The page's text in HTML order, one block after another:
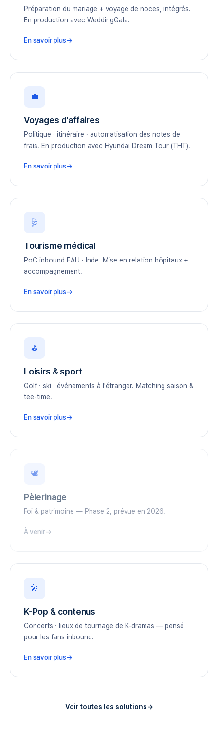
Préparation du mariage + voyage de noces, intégrés.
En production avec WeddingGala.
En savoir plus
💼
Voyages d'affaires
Politique · itinéraire · automatisation des notes de
frais. En production avec Hyundai Dream Tour (THT).
En savoir plus
🩺
Tourisme médical
PoC inbound EAU · Inde. Mise en relation hôpitaux +
accompagnement.
En savoir plus
⛳️
Loisirs & sport
Golf · ski · événements à l'étranger. Matching saison &
tee-time.
En savoir plus
🕊️
Pèlerinage
Foi & patrimoine — Phase 2, prévue en 2026.
À venir
🎤
K-Pop & contenus
Concerts · lieux de tournage de K-dramas — pensé
pour les fans inbound.
En savoir plus
Voir toutes les solutions